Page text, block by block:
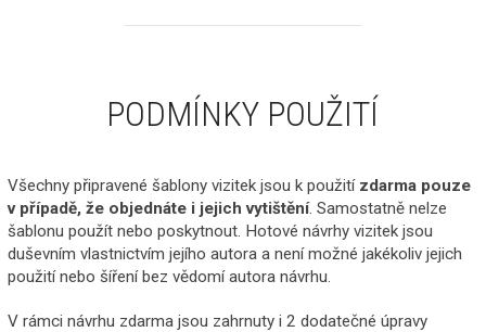
PODMÍNKY POUŽITÍ
Všechny připravené šablony vizitek jsou k použití zdarma pouze
v případě, že objednáte i jejich vytištění. Samostatně nelze
šablonu použít nebo poskytnout. Hotové návrhy vizitek jsou
duševním vlastnictvím jejího autora a není možné jakékoliv jejich
použití nebo šíření bez vědomí autora návrhu.
V rámci návrhu zdarma jsou zahrnuty i 2 dodatečné úpravy